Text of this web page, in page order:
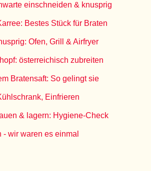
einschneiden & knusprig
Bestes Stück für Braten
Ofen, Grill & Airfryer
österreichisch zubreiten
Bratensaft: So gelingt sie
Einfrieren
& lagern: Hygiene-Check
wir waren es einmal